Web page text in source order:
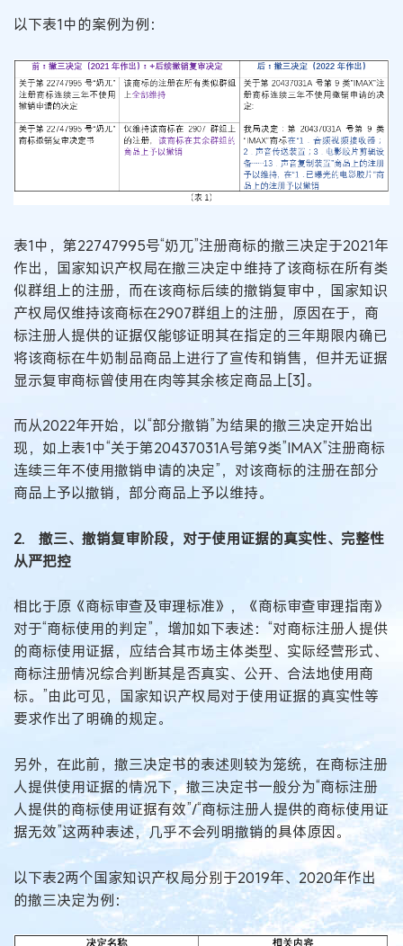
以下表1中的案例为例：
表1中，第22747995号“奶兀”注册商标的撤三决定于2021年
作出，国家知识产权局在撤三决定中维持了该商标在所有类
似群组上的注册，而在该商标后续的撤销复审中，国家知识
产权局仅维持该商标在2907群组上的注册，原因在于，商
标注册人提供的证据仅能够证明其在指定的三年期限内确已
将该商标在牛奶制品商品上进行了宣传和销售，但并无证据
显示复审商标曾使用在肉等其余核定商品上[3]。
而从2022年开始，以“部分撤销”为结果的撤三决定开始出
现，如上表1中“关于第20437031A号第9类”IMAX”注册商标
连续三年不使用撤销申请的决定”，对该商标的注册在部分
商品上予以撤销，部分商品上予以维持。
2. 撤三、撤销复审阶段，对于使用证据的真实性、完整性
从严把控
相比于原《商标审查及审理标准》，《商标审查审理指南》
对于“商标使用的判定”，增加如下表述：“对商标注册人提供
的商标使用证据，应结合其市场主体类型、实际经营形式、
商标注册情况综合判断其是否真实、公开、合法地使用商
标。”由此可见，国家知识产权局对于使用证据的真实性等
要求作出了明确的规定。
另外，在此前，撤三决定书的表述则较为笼统，在商标注册
人提供使用证据的情况下，撤三决定书一般分为“商标注册
人提供的商标使用证据有效”/“商标注册人提供的商标使用证
据无效”这两种表述，几乎不会列明撤销的具体原因。
以下表2两个国家知识产权局分别于2019年、2020年作出
的撤三决定为例：